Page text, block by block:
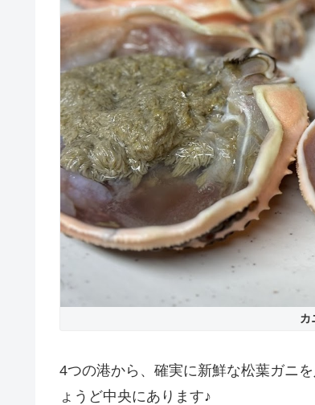
カ
4つの港から、確実に新鮮な松葉ガニ
ょうど中央にあります♪